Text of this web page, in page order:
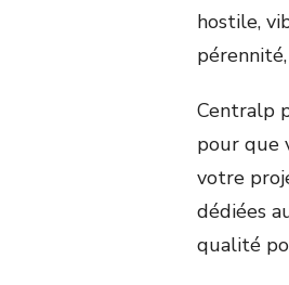
hostile,
Centralp
pour que
votre
dédiées
qualité